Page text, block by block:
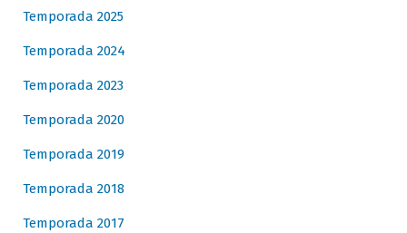
Temporada 2025
Temporada 2024
Temporada 2023
Temporada 2020
Temporada 2019
Temporada 2018
Temporada 2017